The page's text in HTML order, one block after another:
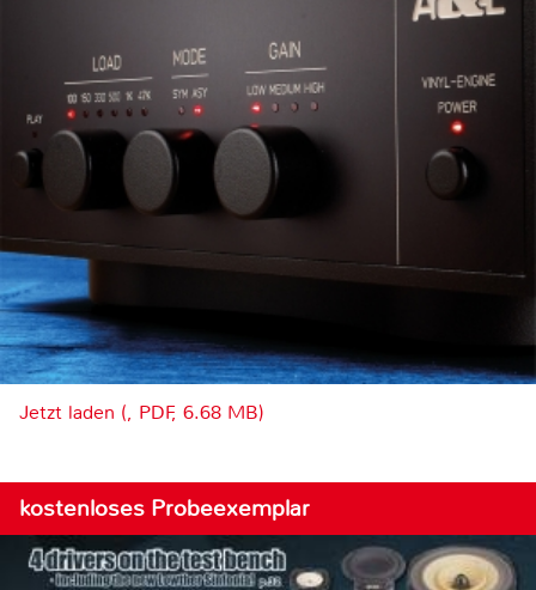
Jetzt laden (, PDF, 6.68 MB)
kostenloses Probeexemplar